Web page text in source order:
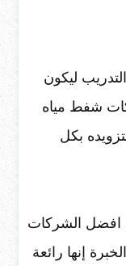
ليكون
شفط مياه
بكل
الشركات
إنها رائعة